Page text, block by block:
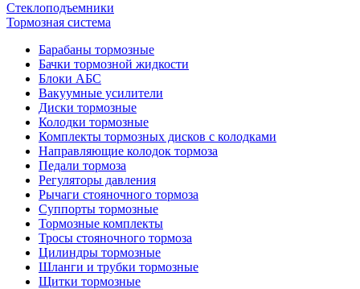
Стеклоподъемники
Тормозная система
Барабаны тормозные
Бачки тормозной жидкости
Блоки АБС
Вакуумные усилители
Диски тормозные
Колодки тормозные
Комплекты тормозных дисков с колодками
Направляющие колодок тормоза
Педали тормоза
Регуляторы давления
Рычаги стояночного тормоза
Суппорты тормозные
Тормозные комплекты
Тросы стояночного тормоза
Цилиндры тормозные
Шланги и трубки тормозные
Щитки тормозные